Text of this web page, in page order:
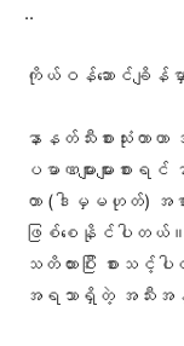
..
ကိုယ်ဝန်ဆောင်ချိန်မှ
နာနတ်သီးစားသုံးတ
ပမာဏများများ
တာ (ဒါမှမဟုတ်)
ဖြစ်စေနိုင်ပါတယ်။
သတိထားပြီး စားသင့်
အရသာရှိတဲ့ အသီးအနှံတွ